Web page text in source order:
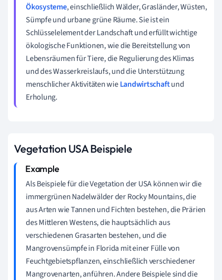
Ökosysteme, einschließlich Wälder, Grasländer, Wüsten,
Sümpfe und urbane grüne Räume. Sie ist ein
Schlüsselelement der Landschaft und erfüllt wichtige
ökologische Funktionen, wie die Bereitstellung von
Lebensräumen für Tiere, die Regulierung des Klimas
und des Wasserkreislaufs, und die Unterstützung
menschlicher Aktivitäten wieLandwirtschaftund
Erholung.
Vegetation USA Beispiele
Als Beispiele für die Vegetation der USA können wir die
immergrünen Nadelwälder der Rocky Mountains, die
aus Arten wie Tannen und Fichten bestehen, die Prärien
des Mittleren Westens, die hauptsächlich aus
verschiedenen Grasarten bestehen, und die
Mangrovensümpfe in Florida mit einer Fülle von
Feuchtgebietspflanzen, einschließlich verschiedener
Mangrovenarten, anführen. Andere Beispiele sind die